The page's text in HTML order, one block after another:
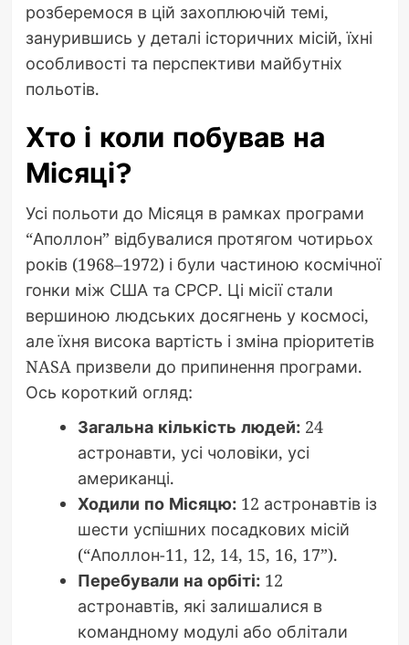
розберемося в цій захоплюючій темі,
занурившись у деталі історичних місій, їхні
особливості та перспективи майбутніх
польотів.
Хто і коли побував на
Місяці?
Усі польоти до Місяця в рамках програми
“Аполлон” відбувалися протягом чотирьох
років (1968–1972) і були частиною космічної
гонки між США та СРСР. Ці місії стали
вершиною людських досягнень у космосі,
але їхня висока вартість і зміна пріоритетів
NASA призвели до припинення програми.
Ось короткий огляд:
Загальна кількість людей:24
астронавти, усі чоловіки, усі
американці.
Ходили по Місяцю:12 астронавтів із
шести успішних посадкових місій
(“Аполлон-11, 12, 14, 15, 16, 17”).
Перебували на орбіті:12
астронавтів, які залишалися в
командному модулі або облітали